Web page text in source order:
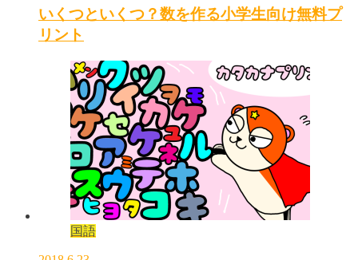
いくつといくつ？数を作る小学生向け無料プ
リント
国語